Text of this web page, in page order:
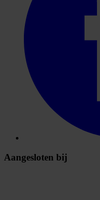
Aangesloten bij